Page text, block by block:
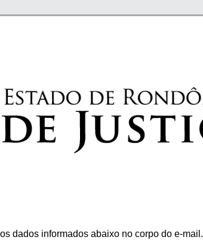
dados informados abaixo no corpo do e-mail.